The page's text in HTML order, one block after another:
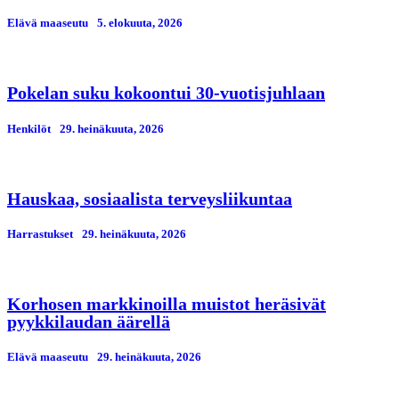
Elävä maaseutu 5. elokuuta, 2026
Pokelan suku kokoontui 30-vuotisjuhlaan
Henkilöt 29. heinäkuuta, 2026
Hauskaa, sosiaalista terveysliikuntaa
Harrastukset 29. heinäkuuta, 2026
Korhosen markkinoilla muistot heräsivät
pyykkilaudan äärellä
Elävä maaseutu 29. heinäkuuta, 2026